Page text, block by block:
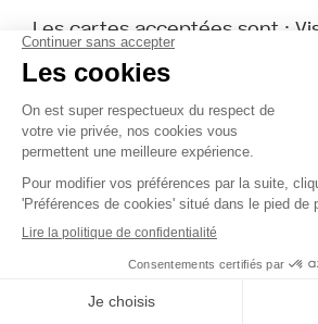
Les cartes acceptées sont :
Quel que soit le moyen de
société Climbing District
les occasionnels frais
par le paiement, dans la limite
paiement est réalisé via
frais, quel qu’en soit le motif,
Client.
suspendre ou d’annuler toute